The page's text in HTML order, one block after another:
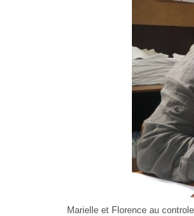
Marielle et Florence au